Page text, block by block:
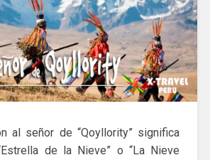
al señor de “Qoyllority” significa
de la Nieve” o “La Nieve